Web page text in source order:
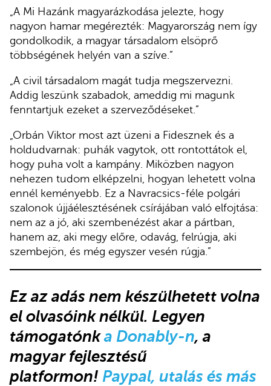
„A Mi Hazánk magyarázkodása jelezte, hogy
nagyon hamar megérezték: Magyarország nem így
gondolkodik, a magyar társadalom elsöprő
többségének helyén van a szíve.”
„A civil társadalom magát tudja megszervezni.
Addig leszünk szabadok, ameddig mi magunk
fenntartjuk ezeket a szerveződéseket.”
„Orbán Viktor most azt üzeni a Fidesznek és a
holdudvarnak: puhák vagytok, ott rontottátok el,
hogy puha volt a kampány. Miközben nagyon
nehezen tudom elképzelni, hogyan lehetett volna
ennél keményebb. Ez a Navracsics-féle polgári
szalonok újjáélesztésének csírájában való elfojtása:
nem az a jó, aki szembenézést akar a pártban,
hanem az, aki megy előre, odavág, felrúgja, aki
szembejön, és még egyszer vesén rúgja.”
Ez az adás nem készülhetett volna
el olvasóink nélkül. Legyen
támogatónka Donably-n, a
magyar fejlesztésű
platformon! Paypal, utalás és más